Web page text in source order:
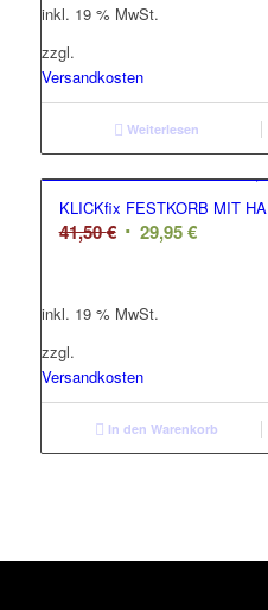
49,95 €
inkl. 19 % MwSt.
zzgl.
Versandkosten
Weiterlesen
KLICKfix FESTKORB MIT
41,50€ Ursprünglicher
41,50 €
29,95€Aktueller
inkl. 19 % MwSt.
zzgl.
Versandkosten
In den Warenkorb